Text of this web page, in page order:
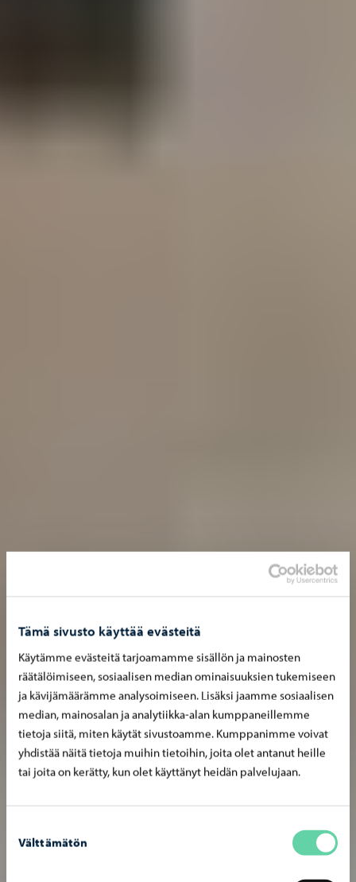
Tämä sivusto käyttää evästeitä
Käytämme evästeitä tarjoamamme sisällön ja mainosten
räätälöimiseen, sosiaalisen median ominaisuuksien tukemiseen
ja kävijämäärämme analysoimiseen. Lisäksi jaamme sosiaalisen
median, mainosalan ja analytiikka-alan kumppaneillemme
tietoja siitä, miten käytät sivustoamme. Kumppanimme voivat
yhdistää näitä tietoja muihin tietoihin, joita olet antanut heille
tai joita on kerätty, kun olet käyttänyt heidän palvelujaan.
valinta
Välttämätön